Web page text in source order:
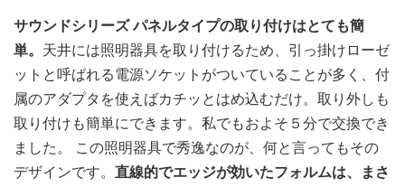
サウンドシリーズ パネルタイプの取り付けはとても簡
単。 天井には照明器具を取り付けるため、引っ掛けローゼ
ットと呼ばれる電源ソケットがついていることが多く、付
属のアダプタを使えばカチッとはめ込むだけ。取り外しも
取り付けも簡単にできます。私でもおよそ５分で交換でき
ました。 この照明器具で秀逸なのが、何と言ってもその
デザインです。 直線的でエッジが効いたフォルムは、まさ